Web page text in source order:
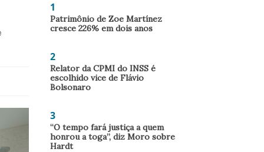
1
Patrimônio de Zoe Martínez
cresce 226% em dois anos
2
Relator da CPMI do INSS é
escolhido vice de Flávio
Bolsonaro
3
“O tempo fará justiça a quem
honrou a toga”, diz Moro sobre
Hardt